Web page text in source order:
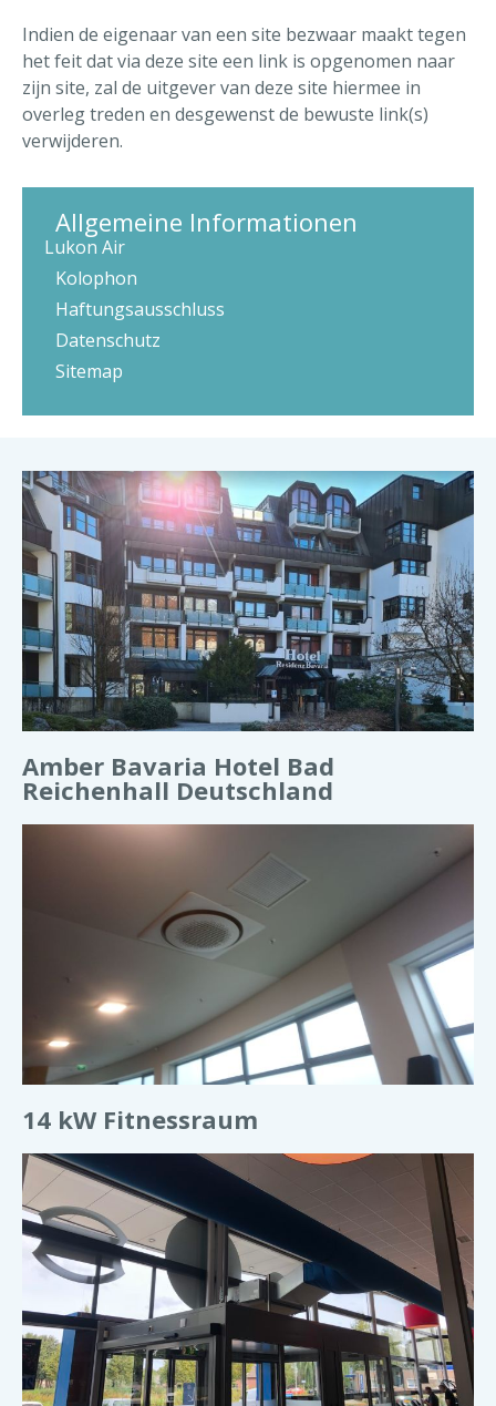
Indien de eigenaar van een site bezwaar maakt tegen
het feit dat via deze site een link is opgenomen naar
zijn site, zal de uitgever van deze site hiermee in
overleg treden en desgewenst de bewuste link(s)
verwijderen.
Allgemeine Informationen
Lukon Air
Kolophon
Haftungsausschluss
Datenschutz
Sitemap
Amber Bavaria Hotel Bad
Reichenhall Deutschland
14 kW Fitnessraum